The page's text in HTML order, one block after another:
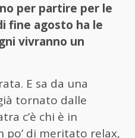
per partire per le
fine agosto ha le
vivranno un
E sa da una
tornato dalle
c’è chi è in
di meritato relax,